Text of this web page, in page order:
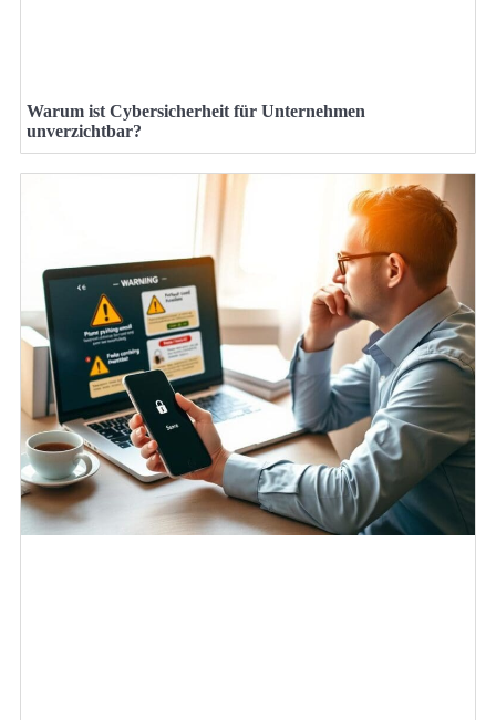
Warum ist Cybersicherheit für Unternehmen
unverzichtbar?